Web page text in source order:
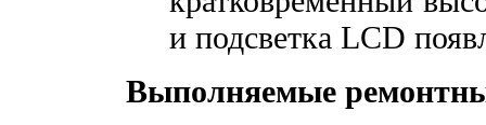
и подсветка LCD
Выполняемые